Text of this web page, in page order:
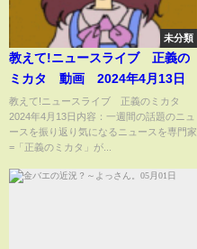
未分類
教えて!ニュースライブ 正義の
ミカタ 動画 2024年4月13日
教えて!ニュースライブ 正義のミカタ
2024年4月13日内容：一週間の話題のニュ
ースを振り返り気になるニュースを専門家
=「正義のミカタ」が...